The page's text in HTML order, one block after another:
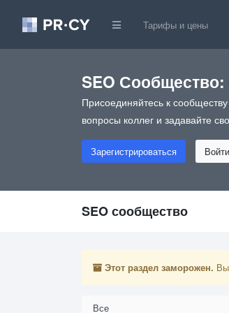
Тарифы и цены
SEO
Присоединяйтесь к
вопросы коллег и задавайте
Зарегистрироваться Войти
SEO сообщество
Этот раздел заморожен.
Все